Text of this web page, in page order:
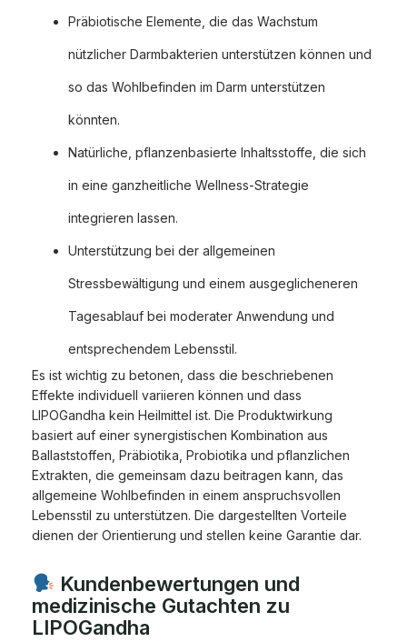
Präbiotische Elemente, die das Wachstum
nützlicher Darmbakterien unterstützen können und
so das Wohlbefinden im Darm unterstützen
könnten.
Natürliche, pflanzenbasierte Inhaltsstoffe, die sich
in eine ganzheitliche Wellness-Strategie
integrieren lassen.
Unterstützung bei der allgemeinen
Stressbewältigung und einem ausgeglicheneren
Tagesablauf bei moderater Anwendung und
entsprechendem Lebensstil.
Es ist wichtig zu betonen, dass die beschriebenen
Effekte individuell variieren können und dass
LIPOGandha kein Heilmittel ist. Die Produktwirkung
basiert auf einer synergistischen Kombination aus
Ballaststoffen, Präbiotika, Probiotika und pflanzlichen
Extrakten, die gemeinsam dazu beitragen kann, das
allgemeine Wohlbefinden in einem anspruchsvollen
Lebensstil zu unterstützen. Die dargestellten Vorteile
dienen der Orientierung und stellen keine Garantie dar.
Kundenbewertungen und
medizinische Gutachten zu
LIPOGandha